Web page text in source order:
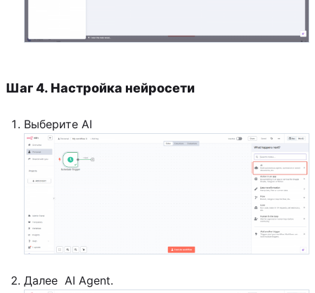
Шаг 4. Настройка нейросети
Выберите AI
Далее AI Agent.